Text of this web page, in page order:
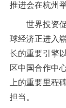
推进会在杭州
世界投资
球经济正进入
长的重要引擎
区中国合作中
上的重要里程
担当。